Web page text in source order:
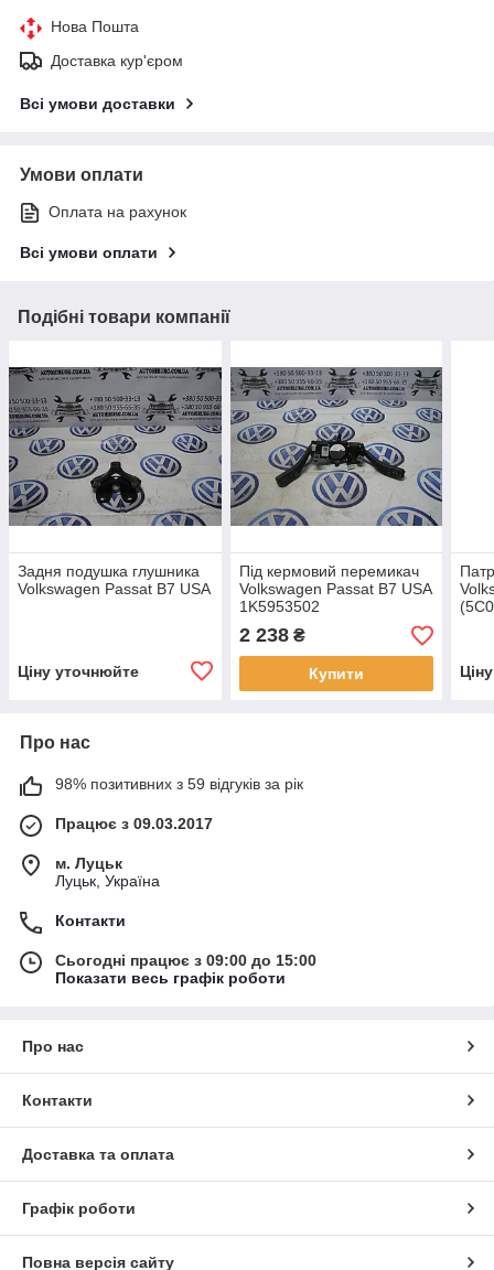
Нова Пошта
Доставка кур'єром
Всі умови доставки
Умови оплати
Оплата на рахунок
Всі умови оплати
Подібні товари компанії
Задня подушка глушника
Volkswagen Passat B7 USA
Ціну уточнюйте
Під кермовий перемикач
Volkswagen Passat B7 USA
1K5953502
2 238₴
Купити
Про нас
98% позитивних з 59 відгуків за рік
Працює з 09.03.2017
м. Луцьк
Луцьк, Україна
Контакти
Сьогодні працює з 09:00 до 15:00
Показати весь графік роботи
Про нас
Контакти
Доставка та оплата
Графік роботи
Повна версія сайту